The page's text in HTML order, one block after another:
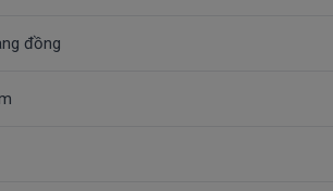
đồng